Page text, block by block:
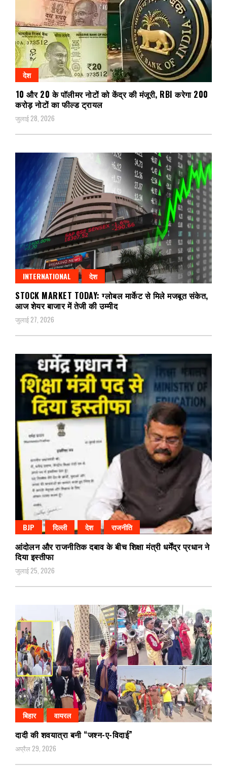
देश
₹10 और ₹20 के पॉलीमर नोटों को केंद्र की मंजूरी, RBI करेगा 200
करोड़ नोटों का फील्ड ट्रायल
जुलाई 28, 2026
INTERNATIONAL देश
STOCK MARKET TODAY: ग्लोबल मार्केट से मिले मजबूत संकेत,
आज शेयर बाजार में तेजी की उम्मीद
जुलाई 27, 2026
BJP दिल्ली देश राजनीति
आंदोलन और राजनीतिक दबाव के बीच शिक्षा मंत्री धर्मेंद्र प्रधान ने
दिया इस्तीफा
जुलाई 25, 2026
बिहार वायरल
दादी की शवयात्रा बनी “जश्न-ए-विदाई”
अप्रैल 29, 2026